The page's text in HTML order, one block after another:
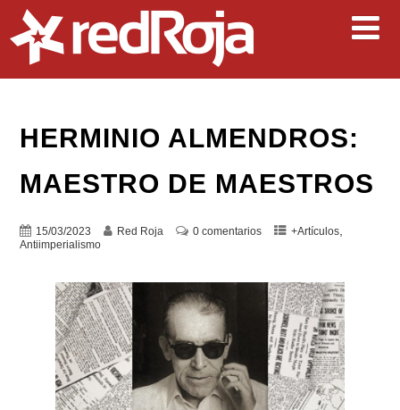
HERMINIO ALMENDROS:
MAESTRO DE MAESTROS
15/03/2023 Red Roja 0 comentarios +Artículos,
Antiimperialismo